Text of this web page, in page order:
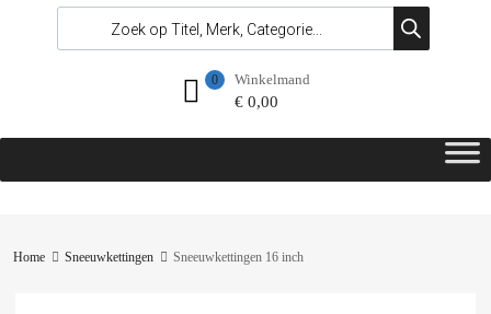
Winkelmand
€0,00
0
Home Sneeuwkettingen Sneeuwkettingen 16 inch